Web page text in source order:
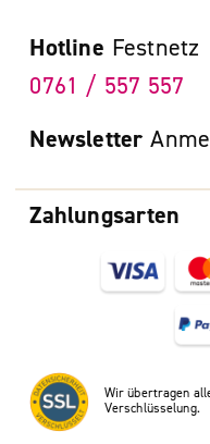
Zahlungsarten
Wir übertragen
Verschlüsselung.
Hotline Festnetz
0761 / 557 557
Newsletter